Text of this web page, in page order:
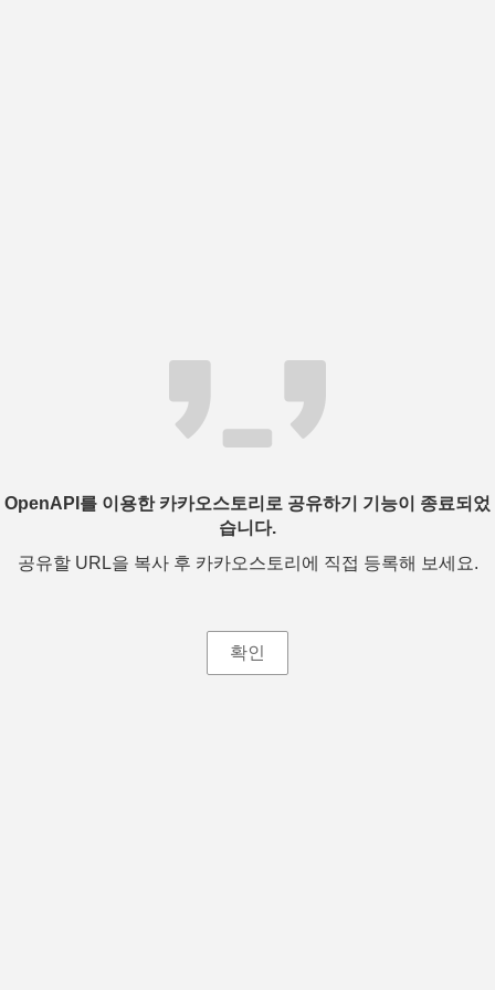
OpenAPI를 이용한 카카오스토리로 공유하기 기능이 종료되었
습니다.
공유할 URL을 복사 후 카카오스토리에 직접 등록해 보세요.
확인